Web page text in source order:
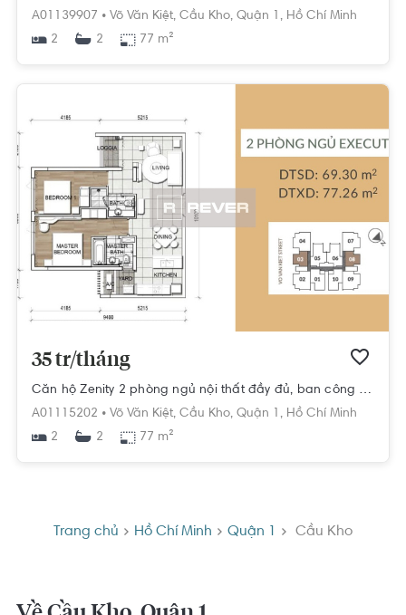
A01139907 • Võ Văn Kiệt, Cầu Kho, Quận 1, Hồ Chí Minh
2
2 77 m²
35 tr/tháng
Căn hộ Zenity 2 phòng ngủ nội thất đầy đủ, ban công nhìn thành phố
A01115202 • Võ Văn Kiệt, Cầu Kho, Quận 1, Hồ Chí Minh
2
2 77 m²
Trang chủ Hồ Chí Minh Quận 1 Cầu Kho